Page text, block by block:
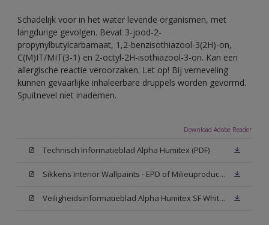
Schadelijk voor in het water levende organismen, met
langdurige gevolgen. Bevat 3-jood-2-
propynylbutylcarbamaat, 1,2-benzisothiazool-3(2H)-on,
C(M)IT/MIT(3-1) en 2-octyl-2H-isothiazool-3-on. Kan een
allergische reactie veroorzaken. Let op! Bij verneveling
kunnen gevaarlijke inhaleerbare druppels worden gevormd.
Spuitnevel niet inademen.
Download Adobe Reader
Technisch Informatieblad Alpha Humitex (PDF)
Sikkens Interior Wallpaints - EPD of Milieuproductverklaring
Veiligheidsinformatieblad Alpha Humitex SF White W05 (MSDS)